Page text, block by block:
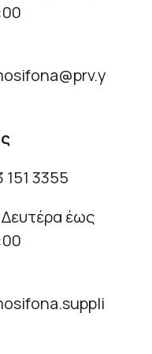
151 3355
έως